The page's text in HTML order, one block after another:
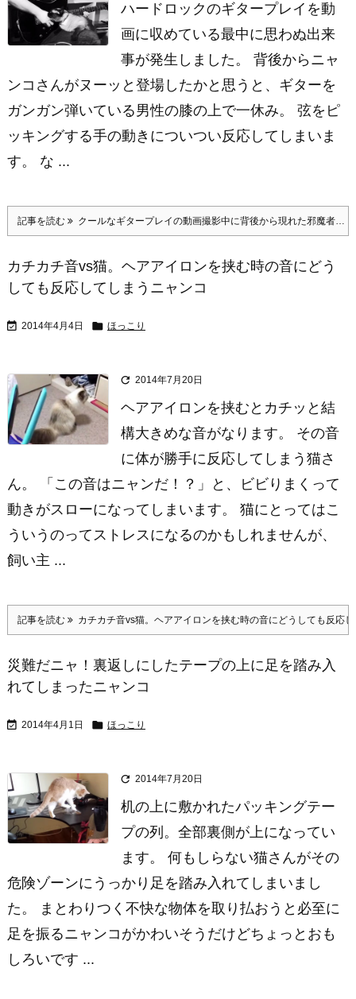
ハードロックのギタープレイを動
画に収めている最中に思わぬ出来
事が発生しました。 背後からニャ
ンコさんがヌーッと登場したかと思うと、ギターを
ガンガン弾いている男性の膝の上で一休み。 弦をピ
ッキングする手の動きについつい反応してしまいま
す。 な ...
記事を読む クールなギタープレイの動画撮影中に背後から現れた邪魔者…
カチカチ音vs猫。ヘアアイロンを挟む時の音にどう
しても反応してしまうニャンコ
 2014年4月4日  ほっこり
 2014年7月20日
ヘアアイロンを挟むとカチッと結
構大きめな音がなります。 その音
に体が勝手に反応してしまう猫さ
ん。 「この音はニャンだ！？」と、ビビりまくって
動きがスローになってしまいます。 猫にとってはこ
ういうのってストレスになるのかもしれませんが、
飼い主 ...
記事を読む カチカチ音vs猫。ヘアアイロンを挟む時の音にどうしても反応
災難だニャ！裏返しにしたテープの上に足を踏み入
れてしまったニャンコ
 2014年4月1日  ほっこり
 2014年7月20日
机の上に敷かれたパッキングテー
プの列。全部裏側が上になってい
ます。 何もしらない猫さんがその
危険ゾーンにうっかり足を踏み入れてしまいまし
た。 まとわりつく不快な物体を取り払おうと必至に
足を振るニャンコがかわいそうだけどちょっとおも
しろいです ...